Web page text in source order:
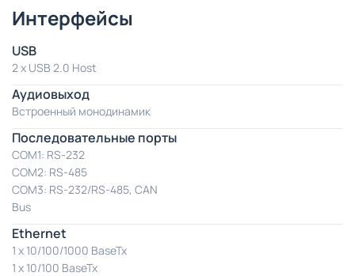
Интерфейсы
USB
2 x USB 2.0 Host
Аудиовыход
Встроенный монодинамик
Последовательные порты
COM1: RS-232
COM2: RS-485
COM3: RS-232/RS-485, CAN
Bus
Ethernet
1 x 10/100/1000 BaseTx
1 x 10/100 BaseTx